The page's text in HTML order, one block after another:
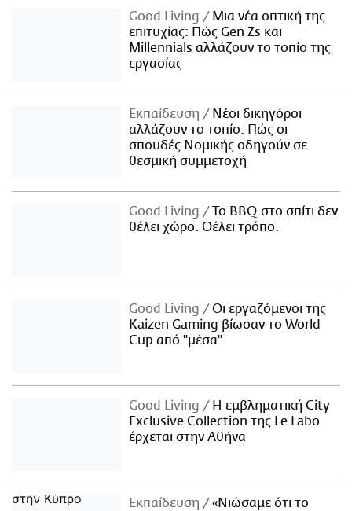
Good Living
Μια νέα οπτική της
επιτυχίας: Πώς Gen Zs και
Millennials αλλάζουν το τοπίο της
εργασίας
Εκπαίδευση
Νέοι δικηγόροι
αλλάζουν το τοπίο: Πώς οι
σπουδές Νομικής οδηγούν σε
θεσμική συμμετοχή
Good Living
Το BBQ στο σπίτι δεν
θέλει χώρο. Θέλει τρόπο.
Good Living
Οι εργαζόμενοι της
Kaizen Gaming βίωσαν το World
Cup από "μέσα"
Good Living
Η εμβληματική City
Exclusive Collection της Le Labo
έρχεται στην Αθήνα
Εκπαίδευση
«Νιώσαμε ότι το